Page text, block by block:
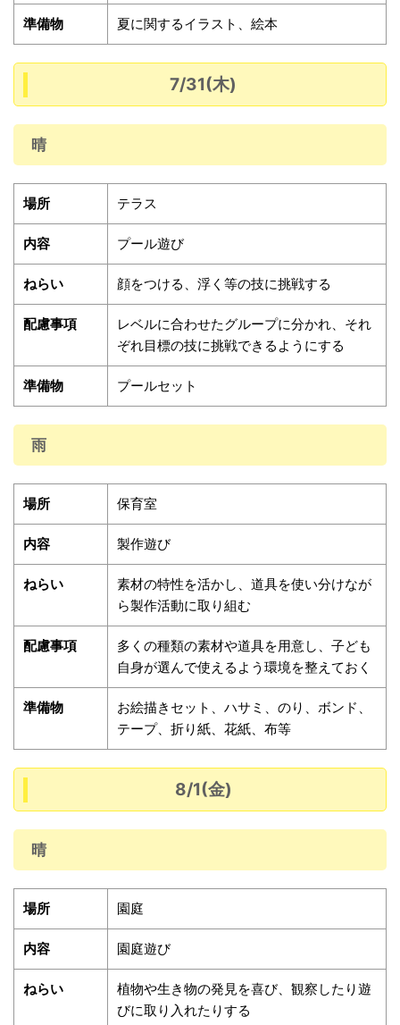
準備物 夏に関するイラスト、絵本
7/31(木)
晴
場所 テラス
内容 プール遊び
ねらい 顔をつける、浮く等の技に挑戦する
配慮事項
レベルに合わせたグループに分かれ、それ
ぞれ目標の技に挑戦できるようにする
準備物 プールセット
雨
場所 保育室
内容 製作遊び
ねらい
素材の特性を活かし、道具を使い分けなが
ら製作活動に取り組む
配慮事項
多くの種類の素材や道具を用意し、子ども
自身が選んで使えるよう環境を整えておく
準備物
お絵描きセット、ハサミ、のり、ボンド、
テープ、折り紙、花紙、布等
8/1(金)
晴
場所 園庭
内容 園庭遊び
ねらい
植物や生き物の発見を喜び、観察したり遊
びに取り入れたりする